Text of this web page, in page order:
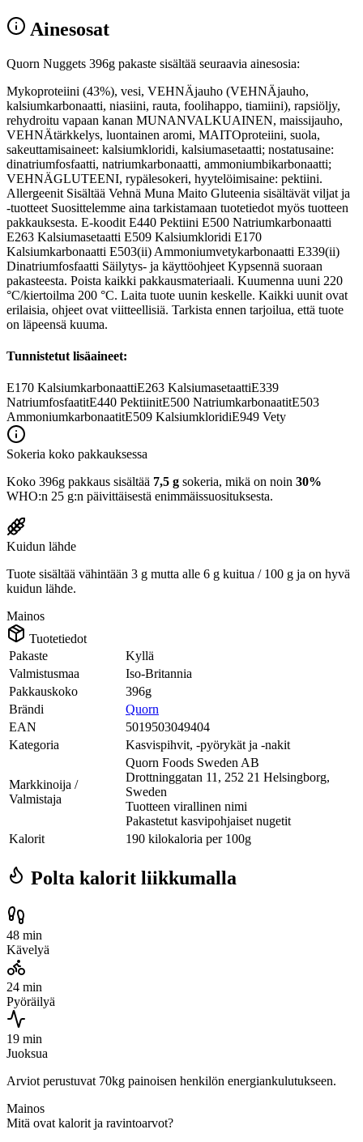
Ainesosat
Quorn Nuggets 396g pakaste sisältää seuraavia ainesosia:
Mykoproteiini (43%), vesi, VEHNÄjauho (VEHNÄjauho,
kalsiumkarbonaatti, niasiini, rauta, foolihappo, tiamiini), rapsiöljy,
rehydroitu vapaan kanan MUNANVALKUAINEN, maissijauho,
VEHNÄtärkkelys, luontainen aromi, MAITOproteiini, suola,
sakeuttamisaineet: kalsiumkloridi, kalsiumasetaatti; nostatusaine:
dinatriumfosfaatti, natriumkarbonaatti, ammoniumbikarbonaatti;
VEHNÄGLUTEENI, rypälesokeri, hyytelöimisaine: pektiini.
Allergeenit Sisältää Vehnä Muna Maito Gluteenia sisältävät viljat ja
-tuotteet Suosittelemme aina tarkistamaan tuotetiedot myös tuotteen
pakkauksesta. E-koodit E440 Pektiini E500 Natriumkarbonaatti
E263 Kalsiumasetaatti E509 Kalsiumkloridi E170
Kalsiumkarbonaatti E503(ii) Ammoniumvetykarbonaatti E339(ii)
Dinatriumfosfaatti Säilytys- ja käyttöohjeet Kypsennä suoraan
pakasteesta. Poista kaikki pakkausmateriaali. Kuumenna uuni 220
°C/kiertoilma 200 °C. Laita tuote uunin keskelle. Kaikki uunit ovat
erilaisia, ohjeet ovat viitteellisiä. Tarkista ennen tarjoilua, että tuote
on läpeensä kuuma.
Tunnistetut lisäaineet:
E170 KalsiumkarbonaattiE263 KalsiumasetaattiE339
NatriumfosfaatitE440 PektiinitE500 NatriumkarbonaatitE503
AmmoniumkarbonaatitE509 KalsiumkloridiE949 Vety
Sokeria koko pakkauksessa
Koko 396g pakkaus sisältää 7,5 g sokeria, mikä on noin 30%
WHO:n 25 g:n päivittäisestä enimmäissuosituksesta.
Kuidun lähde
Tuote sisältää vähintään 3 g mutta alle 6 g kuitua / 100 g ja on hyvä
kuidun lähde.
Mainos
Tuotetiedot
Pakaste
Kyllä
Valmistusmaa
Iso-Britannia
Pakkauskoko
396g
Brändi
Quorn
EAN
5019503049404
Kategoria
Kasvispihvit, -pyörykät ja -nakit
Markkinoija /
Valmistaja
Quorn Foods Sweden AB
Drottninggatan 11, 252 21 Helsingborg,
Sweden
Tuotteen virallinen nimi
Pakastetut kasvipohjaiset nugetit
Kalorit
190 kilokaloria per 100g
Polta kalorit liikkumalla
48 min
Kävelyä
24 min
Pyöräilyä
19 min
Juoksua
Arviot perustuvat 70kg painoisen henkilön energiankulutukseen.
Mainos
Mitä ovat kalorit ja ravintoarvot?